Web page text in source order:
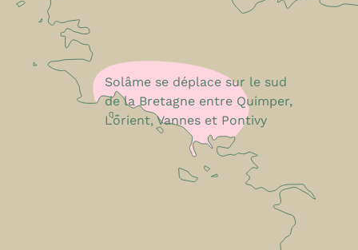
Solâme se déplace sur le sud
de la Bretagne entre Quimper,
Lorient, Vannes et Pontivy